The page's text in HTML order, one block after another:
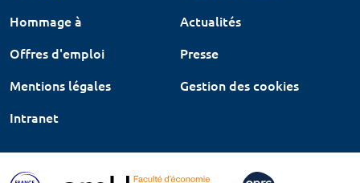
Hommage à
Actualités
Offres d'emploi
Presse
Mentions légales
Gestion des cookies
Intranet